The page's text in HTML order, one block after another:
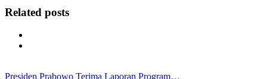
Related posts
Presiden Prabowo Terima Laporan Program…